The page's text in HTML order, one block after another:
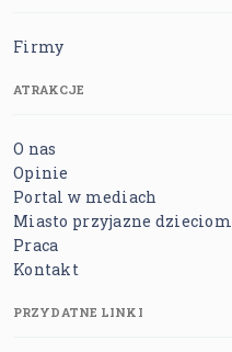
Firmy
ATRAKCJE
O nas
Opinie
Portal w mediach
Miasto przyjazne dzieciom
Praca
Kontakt
PRZYDATNE LINKI